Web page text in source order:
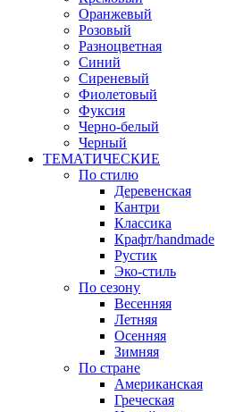
Оранжевый
Розовый
Разноцветная
Синий
Сиреневый
Фиолетовый
Фуксия
Черно-белый
Черный
ТЕМАТИЧЕСКИЕ
По стилю
Деревенская
Кантри
Классика
Крафт/handmade
Рустик
Эко-стиль
По сезону
Весенняя
Летняя
Осенняя
Зимняя
По стране
Американская
Греческая